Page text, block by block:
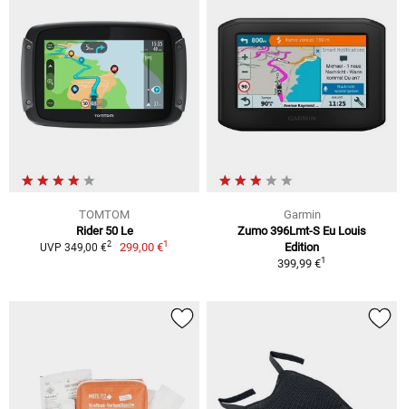
TOMTOM
Rider 50 Le
UVP 349,00 €2 299,00 €1
Garmin
Zumo 396Lmt-S Eu Louis
Edition
399,99 €1